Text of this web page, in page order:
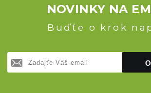
NOVINKY NA
Buďťe o krok